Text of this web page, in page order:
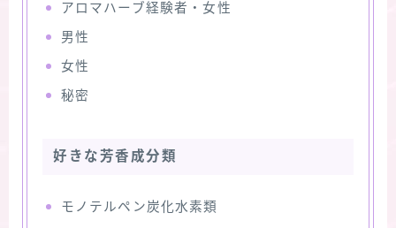
アロマハーブ経験者・女性
男性
女性
秘密
好きな芳香成分類
モノテルペン炭化水素類